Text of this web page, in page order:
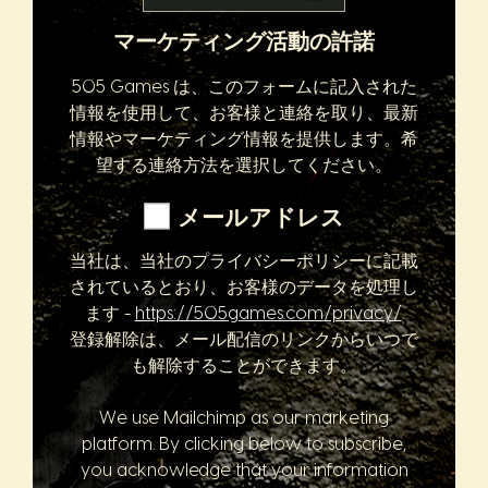
マーケティング活動の許諾
505 Games は、このフォームに記入された
情報を使用して、お客様と連絡を取り、最新
情報やマーケティング情報を提供します。希
望する連絡方法を選択してください。
メールアドレス
当社は、当社のプライバシーポリシーに記載
されているとおり、お客様のデータを処理し
ます - https://505games.com/privacy/.
登録解除は、メール配信のリンクからいつで
も解除することができます。
We use Mailchimp as our marketing
platform. By clicking below to subscribe,
you acknowledge that your information